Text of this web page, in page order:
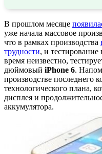
В прошлом месяце
уже начала массовое
что в рамках производства
трудности, и
время неизвестно,
дюймовый iPhone 6.
производстве последнего
технологического плана,
дисплея и
аккумулятора.